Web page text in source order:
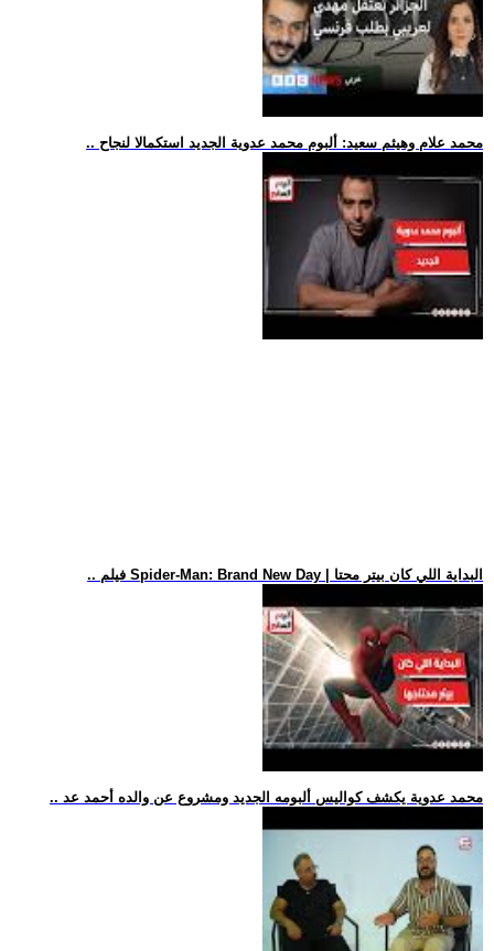
.. محمد علام وهيثم سعيد: ألبوم محمد عدوية الجديد استكمالا لنجاح
.. فيلم Spider-Man: Brand New Day | البداية اللي كان بيتر محتا
.. محمد عدوية يكشف كواليس ألبومه الجديد ومشروع عن والده أحمد عد